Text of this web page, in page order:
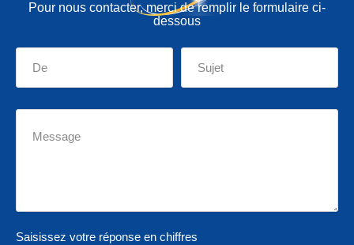
Pour nous contacter, merci de remplir le formulaire ci-
dessous
Saisissez votre réponse en chiffres